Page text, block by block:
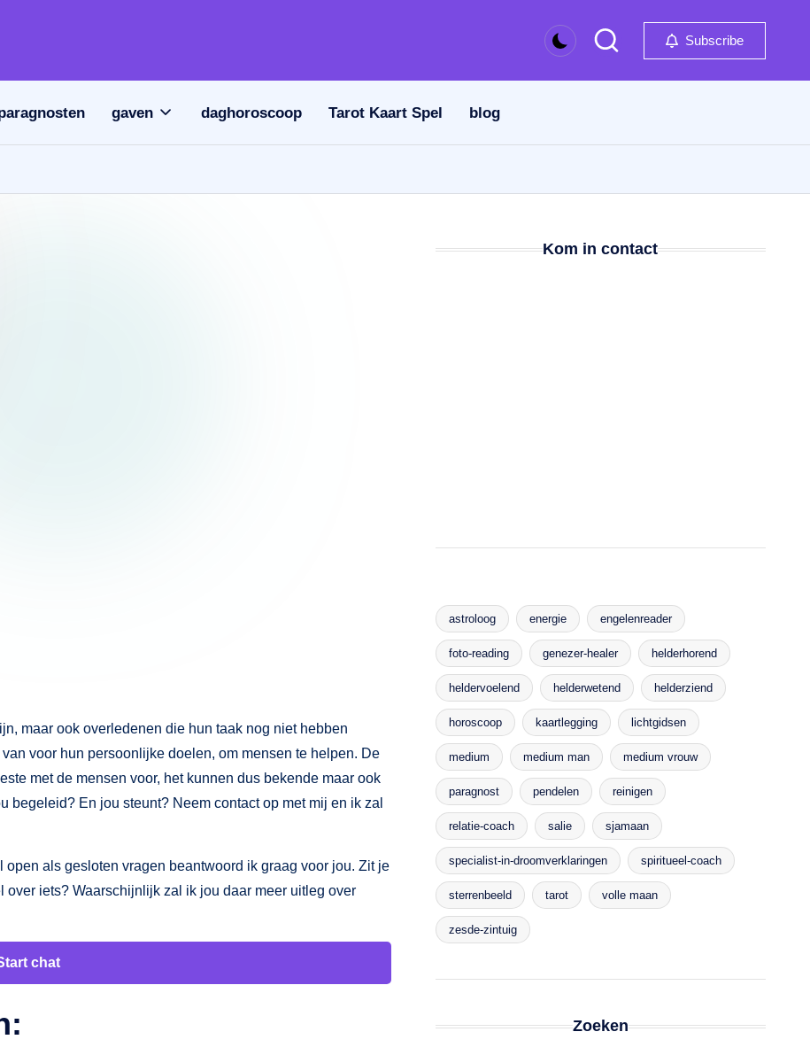
Subscribe
gaven daghoroscoop Tarot Kaart Spel blog
maar ook overledenen die hun taak nog niet hebben
voor hun persoonlijke doelen, om mensen te helpen. De
met de mensen voor, het kunnen dus bekende maar ook
En jou steunt? Neem contact op met mij en ik zal
als gesloten vragen beantwoord ik graag voor jou. Zit je
iets? Waarschijnlijk zal ik jou daar meer uitleg over
chat
Kom in contact
astroloog energie engelenreader
foto-reading genezer-healer helderhorend
heldervoelend helderwetend helderziend
horoscoop kaartlegging lichtgidsen
medium medium man medium vrouw
paragnost pendelen reinigen
relatie-coach salie sjamaan
specialist-in-droomverklaringen spiritueel-coach
sterrenbeeld tarot volle maan
zesde-zintuig
Zoeken